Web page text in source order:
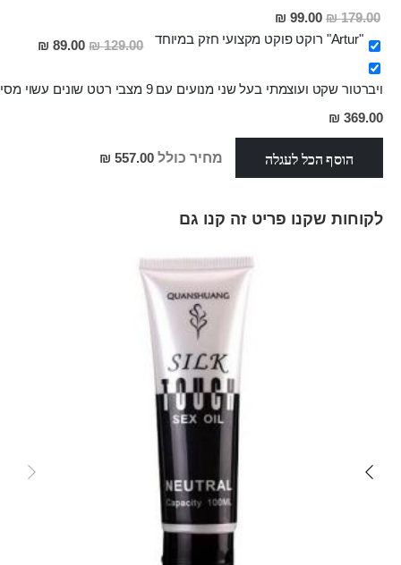
179.00 ₪
מחיר
מבצע
99.00 ₪
"Artur" רוקט פוקט מקצועי חזק במיוחד
129.00 ₪
מחיר
89.00 ₪
ויברטור שקט ועוצמתי בעל שני מנועים עם 9 מצבי רטט שונים עשוי מסיליקון רפואי, נטען G-VIBE
מחיר
מבצע
369.00 ₪
הוסף הכל לעגלה מחיר כולל 557.00 ₪
לקוחות שקנו פריט זה קנו גם